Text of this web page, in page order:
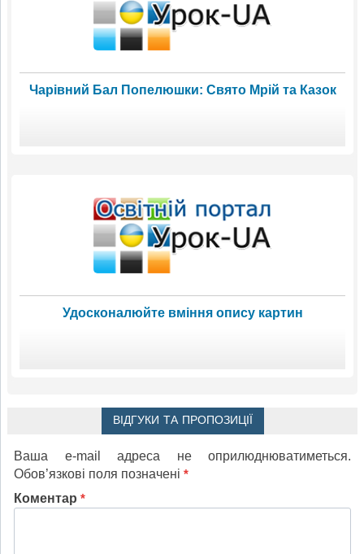
Чарівний Бал Попелюшки: Свято Мрій та Казок
Удосконалюйте вміння опису картин
ВІДГУКИ ТА ПРОПОЗИЦІЇ
Ваша e-mail адреса не оприлюднюватиметься.
Обов’язкові поля позначені *
Коментар *